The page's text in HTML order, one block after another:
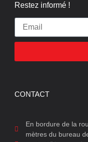
Restez informé !
CONTACT
En bordure de la
mètres du bureau